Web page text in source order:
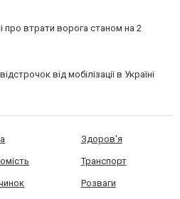
втрати ворога станом на 2
від мобілізації в Україні
Здоров'я
Транспорт
Розваги